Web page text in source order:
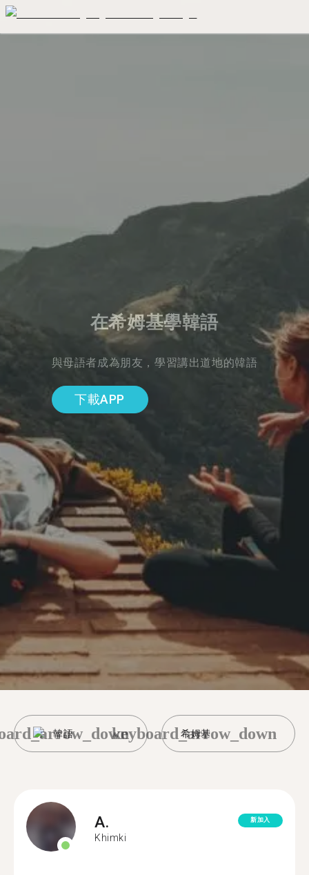
在希姆基學韓語
與母語者成為朋友，學習講出道地的韓語
下載APP
韓語 希姆基
keyboard_arrow_down
A.
Khimki
新加入